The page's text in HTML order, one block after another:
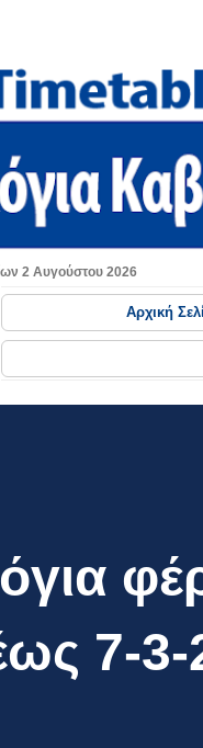
2 Αυγούστου 2026
Αρχική
7-3-